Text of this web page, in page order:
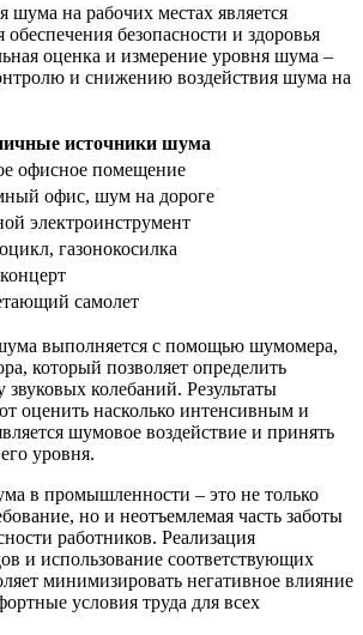
шума на рабочих местах является
безопасности и здоровья
оценка и измерение уровня шума –
и снижению воздействия шума на
источники шума
офисное помещение
офис, шум на дороге
электроинструмент
газонокосилка
самолет
выполняется с помощью шумомера,
который позволяет определить
звуковых колебаний. Результаты
оценить насколько интенсивным и
шумовое воздействие и принять
уровня.
в промышленности – это не только
но и неотъемлемая часть заботы
работников. Реализация
и использование соответствующих
минимизировать негативное влияние
условия труда для всех